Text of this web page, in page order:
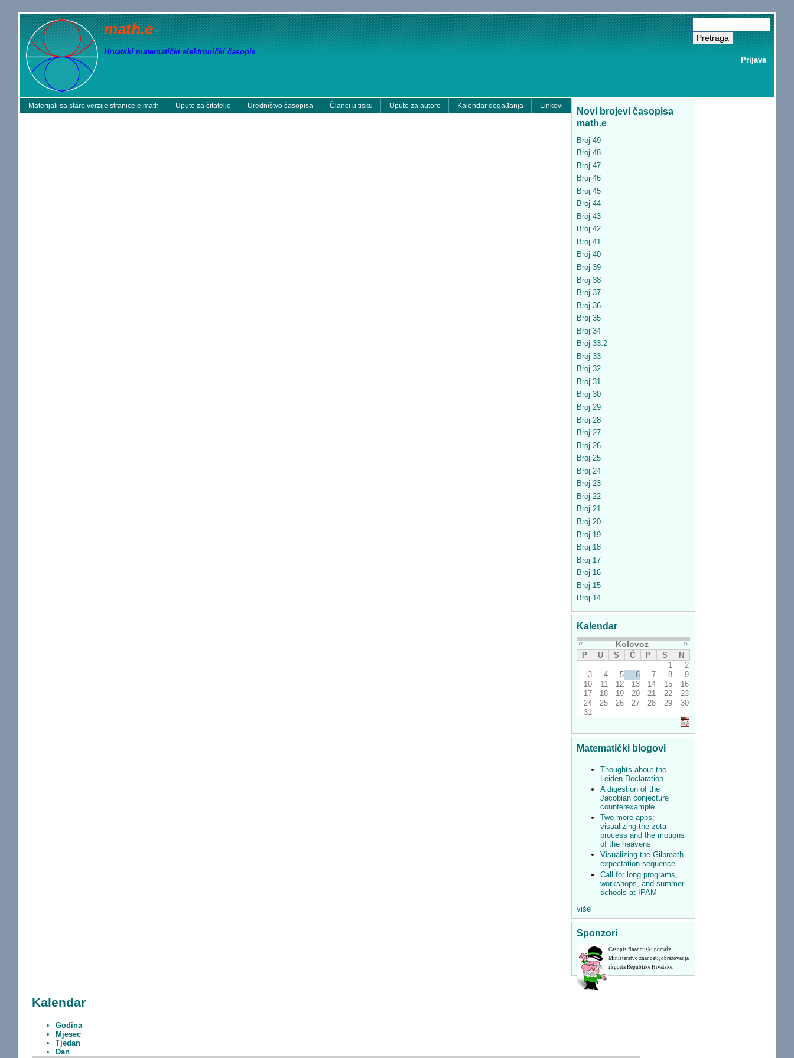
math.e
Hrvatski matematički elektronički časopis
Prijava
Materijali sa stare verzije stranice e.math Upute za čitatelje Uredništvo časopisa Članci u tisku Upute za autore Kalendar događanja Linkovi
Novi brojevi časopisa
math.e
Broj 49
Broj 48
Broj 47
Broj 46
Broj 45
Broj 44
Broj 43
Broj 42
Broj 41
Broj 40
Broj 39
Broj 38
Broj 37
Broj 36
Broj 35
Broj 34
Broj 33.2
Broj 33
Broj 32
Broj 31
Broj 30
Broj 29
Broj 28
Broj 27
Broj 26
Broj 25
Broj 24
Broj 23
Broj 22
Broj 21
Broj 20
Broj 19
Broj 18
Broj 17
Broj 16
Broj 15
Broj 14
Kalendar
« Kolovoz
»
P
U S Č P S
N
1
2
3
4 5 6 7 8
9
10
11 12 13 14 15
16
17
18 19 20 21 22
23
24
25 26 27 28 29
30
31
Matematički blogovi
Thoughts about the
Leiden Declaration
A digestion of the
Jacobian conjecture
counterexample
Two more apps:
visualizing the zeta
process and the motions
of the heavens
Visualizing the Gilbreath
expectation sequence
Call for long programs,
workshops, and summer
schools at IPAM
više
Sponzori
Časopis financijski pomaže
Ministarstvo znanosti, obrazovanja
i športa Republike Hrvatske.
Kalendar
Godina
Mjesec
Tjedan
Dan